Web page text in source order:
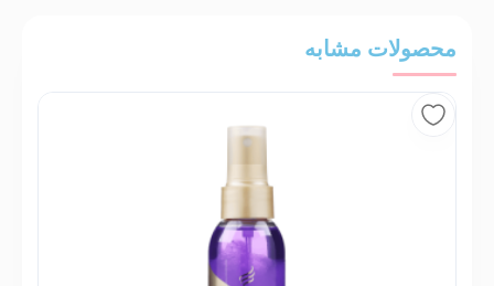
محصولات مشابه